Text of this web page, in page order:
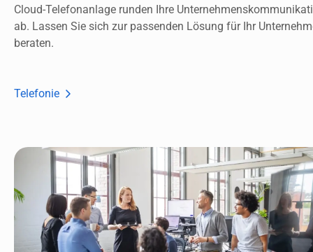
Cloud-Telefonanlage runden Ihre
ab. Lassen Sie sich zur passenden Lösung für Ihr
beraten.
Telefonie